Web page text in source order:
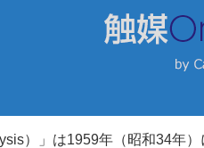
）」は1959年（昭和34年